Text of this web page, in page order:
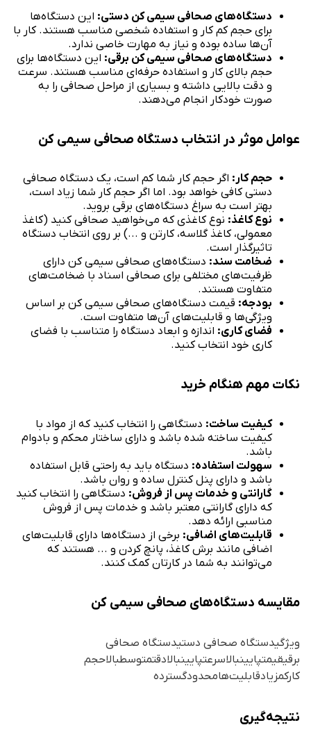
دستگاه‌های صحافی سیمی کن دستی: این دستگاه‌ها
برای حجم کم کار و استفاده شخصی مناسب هستند. کار با
آن‌ها ساده بوده و نیاز به مهارت خاصی ندارد.
دستگاه‌های صحافی سیمی کن برقی: این دستگاه‌ها برای
حجم بالای کار و استفاده حرفه‌ای مناسب هستند. سرعت
و دقت بالایی داشته و بسیاری از مراحل صحافی را به
صورت خودکار انجام می‌دهند.
عوامل موثر در انتخاب دستگاه صحافی سیمی کن
حجم کار: اگر حجم کار شما کم است، یک دستگاه صحافی
دستی کافی خواهد بود. اما اگر حجم کار شما زیاد است،
بهتر است به سراغ دستگاه‌های برقی بروید.
نوع کاغذ: نوع کاغذی که می‌خواهید صحافی کنید (کاغذ
معمولی، کاغذ گلاسه، کارتن و ...) بر روی انتخاب دستگاه
تاثیرگذار است.
ضخامت سند: دستگاه‌های صحافی سیمی کن دارای
ظرفیت‌های مختلفی برای صحافی اسناد با ضخامت‌های
متفاوت هستند.
بودجه: قیمت دستگاه‌های صحافی سیمی کن بر اساس
ویژگی‌ها و قابلیت‌های آن‌ها متفاوت است.
فضای کاری: اندازه و ابعاد دستگاه را متناسب با فضای
کاری خود انتخاب کنید.
نکات مهم هنگام خرید
کیفیت ساخت: دستگاهی را انتخاب کنید که از مواد با
کیفیت ساخته شده باشد و دارای ساختار محکم و بادوام
باشد.
سهولت استفاده: دستگاه باید به راحتی قابل استفاده
باشد و دارای پنل کنترل ساده و روان باشد.
گارانتی و خدمات پس از فروش: دستگاهی را انتخاب کنید
که دارای گارانتی معتبر باشد و خدمات پس از فروش
مناسبی ارائه دهد.
قابلیت‌های اضافی: برخی از دستگاه‌ها دارای قابلیت‌های
اضافی مانند برش کاغذ، پانچ کردن و ... هستند که
می‌توانند به شما در کارتان کمک کنند.
مقایسه دستگاه‌های صحافی سیمی کن
ویژگیدستگاه صحافی دستیدستگاه صحافی
برقیقیمتپایینبالاسرعتپایینبالادقتمتوسطبالاحجم
کارکمزیادقابلیت‌هامحدودگسترده
نتیجه‌گیری